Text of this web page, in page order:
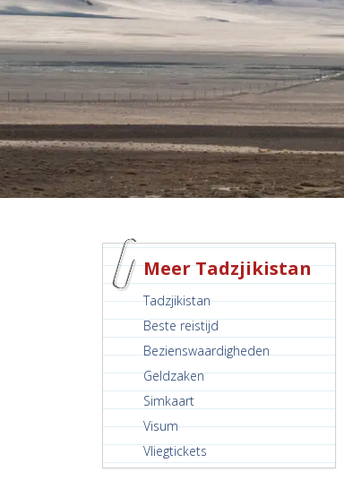
Meer Tadzjikistan
Tadzjikistan
Beste reistijd
Bezienswaardigheden
Geldzaken
Simkaart
Visum
Vliegtickets